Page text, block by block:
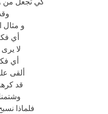
و مثال
أي
لا
أي
ألقى
قد
فلماذا